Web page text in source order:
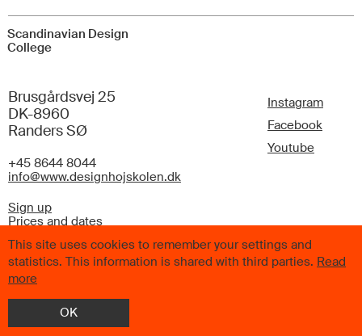
This site uses cookies to remember your settings and
statistics. This information is shared with third parties. Read
more
OK
Scandinavian Design
College
Brusgårdsvej 25
DK-8960
Randers SØ
+45 8644 8044
info@www.designhojskolen.dk
Sign up
Prices and dates
Instagram
Facebook
Youtube
© 2026 Scandinavian Design College. All Rights Reserved.